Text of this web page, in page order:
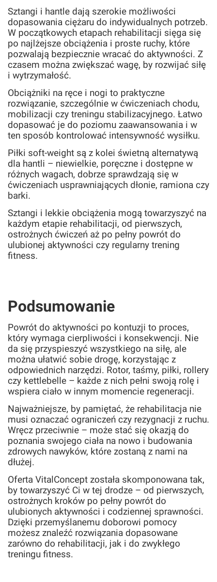
Sztangi i hantle dają szerokie możliwości
dopasowania ciężaru do indywidualnych potrzeb.
W początkowych etapach rehabilitacji sięga się
po najlżejsze obciążenia i proste ruchy, które
pozwalają bezpiecznie wracać do aktywności. Z
czasem można zwiększać wagę, by rozwijać siłę
i wytrzymałość.
Obciążniki na ręce i nogi to praktyczne
rozwiązanie, szczególnie w ćwiczeniach chodu,
mobilizacji czy treningu stabilizacyjnego. Łatwo
dopasować je do poziomu zaawansowania i w
ten sposób kontrolować intensywność wysiłku.
Piłki soft-weight są z kolei świetną alternatywą
dla hantli – niewielkie, poręczne i dostępne w
różnych wagach, dobrze sprawdzają się w
ćwiczeniach usprawniających dłonie, ramiona czy
barki.
Sztangi i lekkie obciążenia mogą towarzyszyć na
każdym etapie rehabilitacji, od pierwszych,
ostrożnych ćwiczeń aż po pełny powrót do
ulubionej aktywności czy regularny trening
fitness.
Podsumowanie
Powrót do aktywności po kontuzji to proces,
który wymaga cierpliwości i konsekwencji. Nie
da się przyspieszyć wszystkiego na siłę, ale
można ułatwić sobie drogę, korzystając z
odpowiednich narzędzi. Rotor, taśmy, piłki, rollery
czy kettlebelle – każde z nich pełni swoją rolę i
wspiera ciało w innym momencie regeneracji.
Najważniejsze, by pamiętać, że rehabilitacja nie
musi oznaczać ograniczeń czy rezygnacji z ruchu.
Wręcz przeciwnie – może stać się okazją do
poznania swojego ciała na nowo i budowania
zdrowych nawyków, które zostaną z nami na
dłużej.
Oferta VitalConcept została skomponowana tak,
by towarzyszyć Ci w tej drodze – od pierwszych,
ostrożnych kroków po pełny powrót do
ulubionych aktywności i codziennej sprawności.
Dzięki przemyślanemu doborowi pomocy
możesz znaleźć rozwiązania dopasowane
zarówno do rehabilitacji, jak i do zwykłego
treningu fitness.